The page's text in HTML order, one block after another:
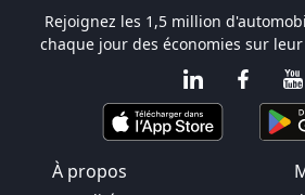
Rejoignez les 1,5 million
chaque jour des économies sur
À propos